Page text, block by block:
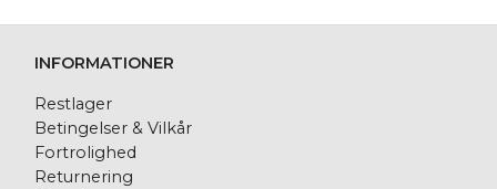
INFORMATIONER
Restlager
Betingelser & Vilkår
Fortrolighed
Returnering